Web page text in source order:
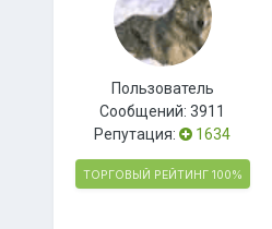
Пользователь
Сообщений:3911
Репутация:
1634
ТОРГОВЫЙ РЕЙТИНГ 100%